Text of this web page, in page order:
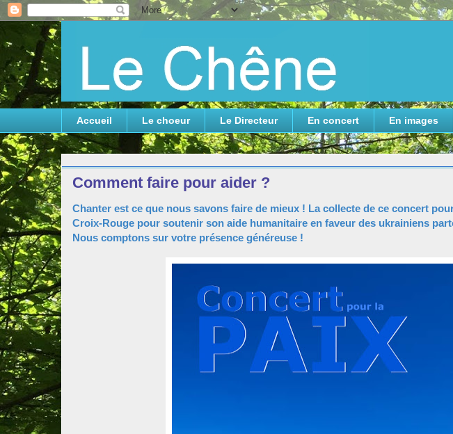
Accueil Le choeur Le Directeur En concert En images
Comment faire pour aider ?
Chanter est ce que nous savons faire de mieux ! La collecte de ce concert
Croix-Rouge pour soutenir son aide humanitaire en faveur des ukrainiens
Nous comptons sur votre présence généreuse !